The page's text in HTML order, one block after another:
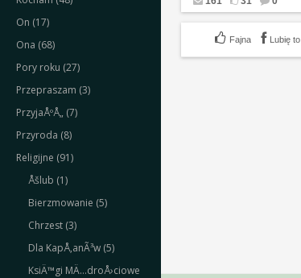
On (17)
Ona (68)
Pory roku (27)
Przepraszam (3)
PrzyjaÅºÅ„ (7)
Przyroda (8)
Religijne (91)
Åšlub (1)
Bierzmowanie (5)
Chrzest (3)
Dla KapÅ‚anÃ³w (5)
KsiÄ™gi MÄ…droÅ›ciowe
Lubię to